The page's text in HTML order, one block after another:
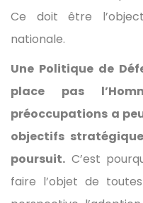
Ce doit être
nationale.
Une Politique de
place pas
préoccupations a
objectifs
poursuit. C’est
faire l’objet de